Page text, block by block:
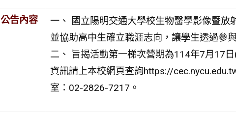
公告內容
一、 國立陽明交通大學校生物醫學影像暨放
並協助高中生確立職涯志向，讓學生透過參
二、 旨揭活動第一梯次營期為114年7月17
資訊請上本校網頁查詢https://
室：02-2826-7217。